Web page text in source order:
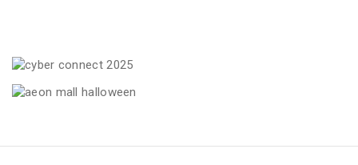
VNPT AI HACKATHON 2025 – AGE OF
GAMUDA – KHAI TRƯƠNG NHÀ MẪU DỰ ÁN
AMBIENCE HẢI PHÒNG